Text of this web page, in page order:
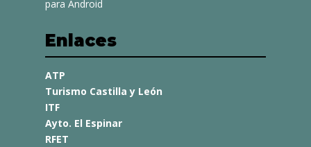
para Android
Enlaces
ATP
Turismo Castilla y León
ITF
Ayto. El Espinar
RFET